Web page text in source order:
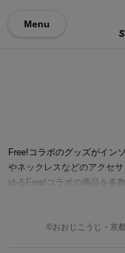
Menu
Free!コラボのグッズがイン
やネックレスなどのアクセ
ゆるFree!コラボの商品を多
©おおじこうじ・京